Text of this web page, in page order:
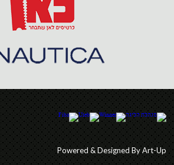
Powered & Designed By Art-Up